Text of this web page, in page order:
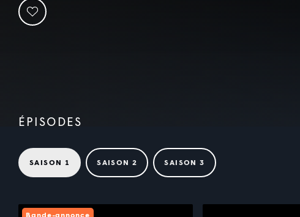
ÉPISODES
SAISON 1 SAISON 2 SAISON 3
Bande-annonce